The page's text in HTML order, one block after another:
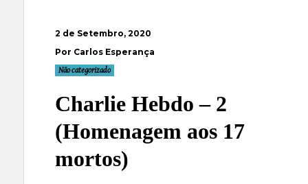
2 de Setembro, 2020
Por Carlos Esperança
Não categorizado
Charlie Hebdo – 2
(Homenagem aos 17
mortos)